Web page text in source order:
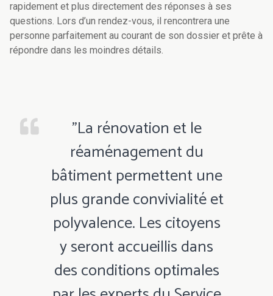
rapidement et plus directement des réponses à ses
questions. Lors d’un rendez-vous, il rencontrera une
personne parfaitement au courant de son dossier et prête à
répondre dans les moindres détails.
"La rénovation et le
réaménagement du
bâtiment permettent une
plus grande convivialité et
polyvalence. Les citoyens
y seront accueillis dans
des conditions optimales